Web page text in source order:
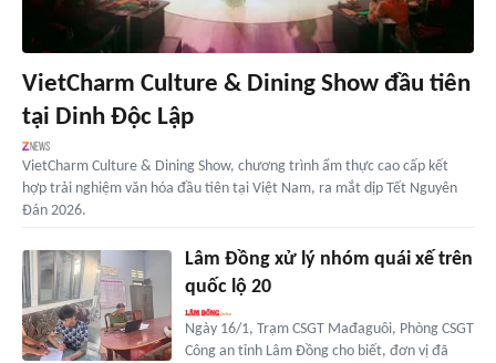
VietCharm Culture & Dining Show đầu tiên
tại Dinh Độc Lập
VietCharm Culture & Dining Show, chương trình ẩm thực cao cấp kết
hợp trải nghiệm văn hóa đầu tiên tại Việt Nam, ra mắt dịp Tết Nguyên
Đán 2026.
Lâm Đồng xử lý nhóm quái xế trên
quốc lộ 20
Ngày 16/1, Trạm CSGT Mađaguôi, Phòng CSGT
Công an tỉnh Lâm Đồng cho biết, đơn vị đã